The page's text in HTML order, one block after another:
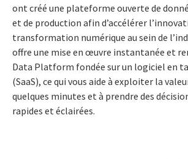
ont créé une plateforme ouverte de
et de production afin d’accélérer
transformation numérique au sein de
offre une mise en œuvre instantanée et
Data Platform fondée sur un logiciel en
(SaaS), ce qui vous aide à exploiter la
quelques minutes et à prendre des
rapides et éclairées.